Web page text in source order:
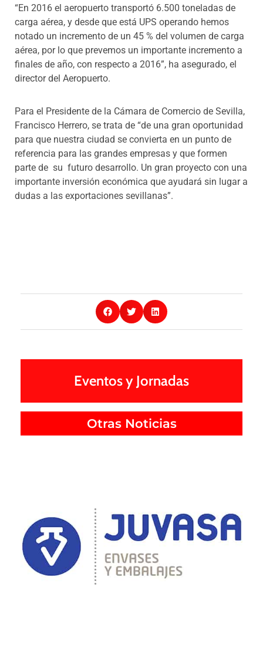
“En 2016 el aeropuerto transportó 6.500 toneladas de
carga aérea, y desde que está UPS operando hemos
notado un incremento de un 45 % del volumen de carga
aérea, por lo que prevemos un importante incremento a
finales de año, con respecto a 2016”, ha asegurado, el
director del Aeropuerto.
Para el Presidente de la Cámara de Comercio de Sevilla,
Francisco Herrero, se trata de “de una gran oportunidad
para que nuestra ciudad se convierta en un punto de
referencia para las grandes empresas y que formen
parte de su futuro desarrollo. Un gran proyecto con una
importante inversión económica que ayudará sin lugar a
dudas a las exportaciones sevillanas”.
Eventos y Jornadas
Otras Noticias